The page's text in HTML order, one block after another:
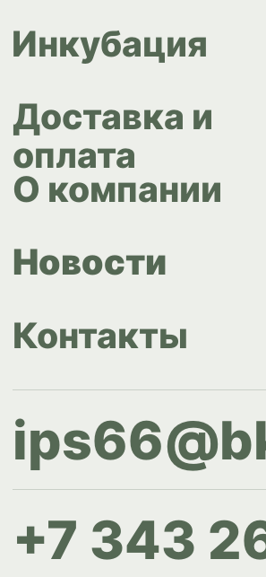
© ИПС «Сведловская» 2023
Политика конфиденциальности
Согласие на обработку